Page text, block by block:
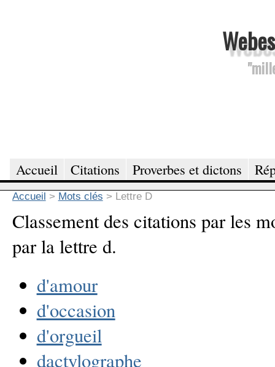
Accueil Citations Proverbes et dictons
Accueil > Mots clés > Lettre D
Classement des citations par les
par la lettre d.
d'amour
d'occasion
d'orgueil
dactylographe